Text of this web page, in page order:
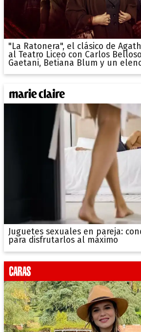
"La Ratonera", el clásico de
al Teatro Liceo con Carlos
Gaetani, Betiana Blum y un
Juguetes sexuales en pareja:
para disfrutarlos al máximo